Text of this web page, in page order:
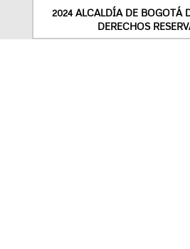
2024 ALCALDÍA DE BOGOTÁ
DERECHOS